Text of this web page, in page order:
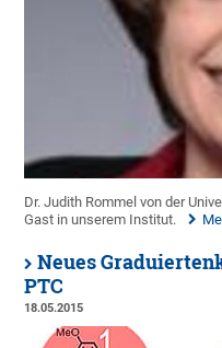
Dr. Judith Rommel von der
Gast in unserem Institut.
Neues
PTC
18.05.2015